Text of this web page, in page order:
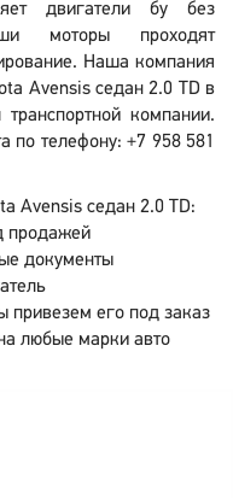
двигатели бу без
моторы проходят
Наша компания
Avensis седан 2.0 TD в
компании.
по телефону: +7 958 581
Avensis седан 2.0 TD:
продажей
документы
привезем его под заказ
любые марки авто